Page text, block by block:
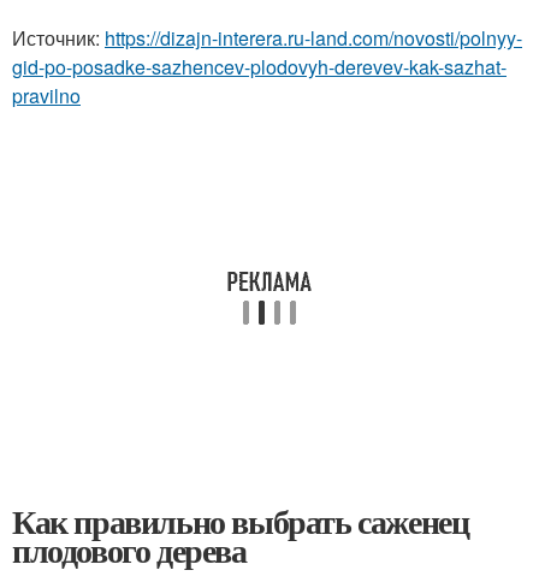
Источник: https://dizajn-interera.ru-land.com/novosti/polnyy-
gid-po-posadke-sazhencev-plodovyh-derevev-kak-sazhat-
pravilno
Как правильно выбрать саженец
плодового дерева